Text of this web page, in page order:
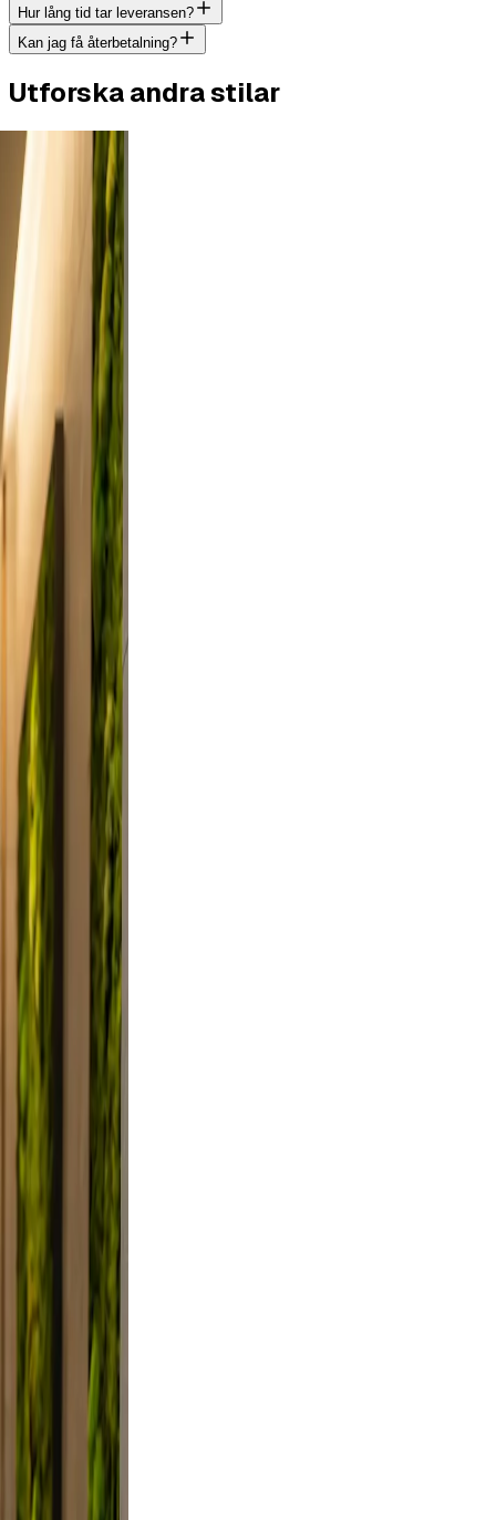
Hur lång tid tar leveransen?
Kan jag få återbetalning?
Utforska andra stilar
a
from
and
and
a
and
not